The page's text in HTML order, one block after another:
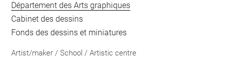
Département des Arts graphiques
Cabinet des dessins
Fonds des dessins et miniatures
Artist/maker / School / Artistic centre